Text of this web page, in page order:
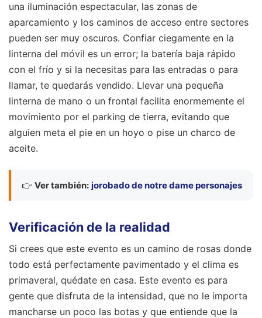
una iluminación espectacular, las zonas de
aparcamiento y los caminos de acceso entre sectores
pueden ser muy oscuros. Confiar ciegamente en la
linterna del móvil es un error; la batería baja rápido
con el frío y si la necesitas para las entradas o para
llamar, te quedarás vendido. Llevar una pequeña
linterna de mano o un frontal facilita enormemente el
movimiento por el parking de tierra, evitando que
alguien meta el pie en un hoyo o pise un charco de
aceite.
👉 Ver también: jorobado de notre dame personajes
Verificación de la realidad
Si crees que este evento es un camino de rosas donde
todo está perfectamente pavimentado y el clima es
primaveral, quédate en casa. Este evento es para
gente que disfruta de la intensidad, que no le importa
mancharse un poco las botas y que entiende que la